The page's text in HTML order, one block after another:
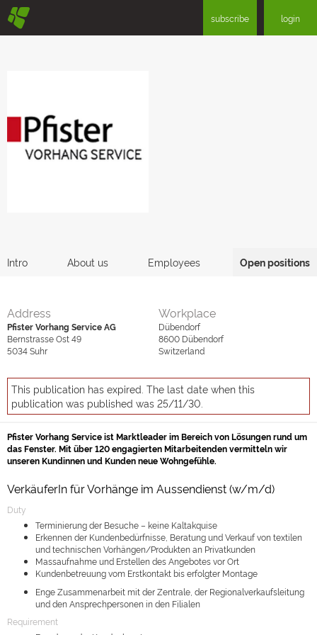
§ subscribe login
Intro About us Employees Open positions
Address
Pfister Vorhang Service AG
Bernstrasse Ost 49
5034Suhr
Workplace
Dübendorf
8600 Dübendorf
Switzerland
This publication has expired. The last date when this
publication was published was 25/11/30.
Pfister Vorhang Service ist Marktleader im Bereich von Lösungen rund um
das Fenster. Mit über 120 engagierten Mitarbeitenden vermitteln wir
unseren Kundinnen und Kunden neue Wohngefühle.
VerkäuferIn für Vorhänge im Aussendienst (w/m/d)
Duty
Terminierung der Besuche – keine Kaltakquise
Erkennen der Kundenbedürfnisse, Beratung und Verkauf von textilen
und technischen Vorhängen/Produkten an Privatkunden
Massaufnahme und Erstellen des Angebotes vor Ort
Kundenbetreuung vom Erstkontakt bis erfolgter Montage
Enge Zusammenarbeit mit der Zentrale, der Regionalverkaufsleitung
und den Ansprechpersonen in den Filialen
Requirement